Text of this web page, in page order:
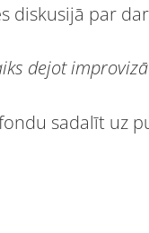
par
dejot
sadalīt uz